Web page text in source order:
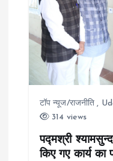
g
a
टॉप न्यूज/राजनीति ,
314 views
पद्मश्री
किए गए कार्य का